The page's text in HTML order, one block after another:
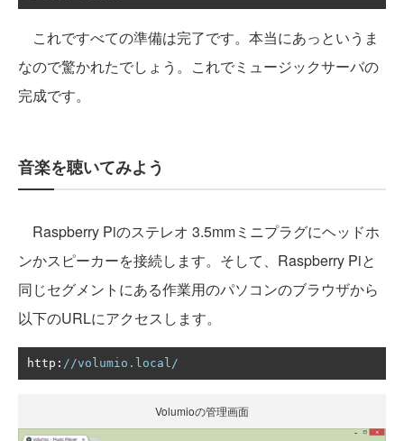
これですべての準備は完了です。本当にあっというま
なので驚かれたでしょう。これでミュージックサーバの
完成です。
音楽を聴いてみよう
Raspberry Piのステレオ 3.5mmミニプラグにヘッドホ
ンかスピーカーを接続します。そして、Raspberry Piと
同じセグメントにある作業用のパソコンのブラウザから
以下のURLにアクセスします。
http : //volumio.local/
Volumioの管理画面